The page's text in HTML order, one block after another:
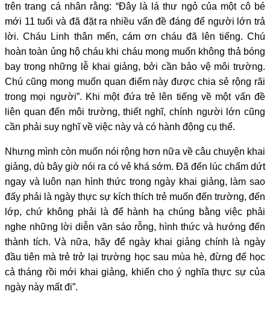
trên trang cá nhân rằng: “Đây là lá thư ngỏ của một cô bé
mới 11 tuổi và đã đặt ra nhiều vấn đề đáng để người lớn trả
lời. Cháu Linh thân mến, cám ơn cháu đã lên tiếng. Chú
hoàn toàn ủng hộ cháu khi cháu mong muốn không thả bóng
bay trong những lễ khai giảng, bởi cần bảo vệ môi trường.
Chú cũng mong muốn quan điểm này được chia sẻ rộng rãi
trong mọi người”. Khi một đứa trẻ lên tiếng về một vấn đề
liên quan đến môi trường, thiết nghĩ, chính người lớn cũng
cần phải suy nghĩ về việc này và có hành động cụ thể.
Nhưng mình còn muốn nói rộng hơn nữa về câu chuyện khai
giảng, dù bây giờ nói ra có vẻ khá sớm. Đã đến lúc chấm dứt
ngay và luôn nạn hình thức trong ngày khai giảng, làm sao
đấy phải là ngày thực sự kích thích trẻ muốn đến trường, đến
lớp, chứ không phải là để hành hạ chúng bằng việc phải
nghe những lời diễn văn sáo rỗng, hình thức và hướng đến
thành tích. Và nữa, hãy để ngày khai giảng chính là ngày
đầu tiên mà trẻ trở lại trường học sau mùa hè, đừng để học
cả tháng rồi mới khai giảng, khiến cho ý nghĩa thực sự của
ngày này mất đi”.